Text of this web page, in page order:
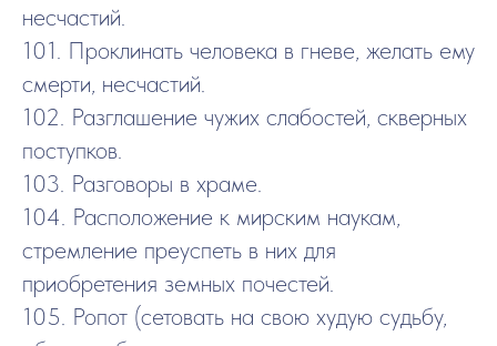
несчастий.
101. Проклинать человека в гневе, желать ему
смерти, несчастий.
102. Разглашение чужих слабостей, скверных
поступков.
103. Разговоры в храме.
104. Расположение к мирским наукам,
стремление преуспеть в них для
приобретения земных почестей.
105. Ропот (сетовать на свою худую судьбу,